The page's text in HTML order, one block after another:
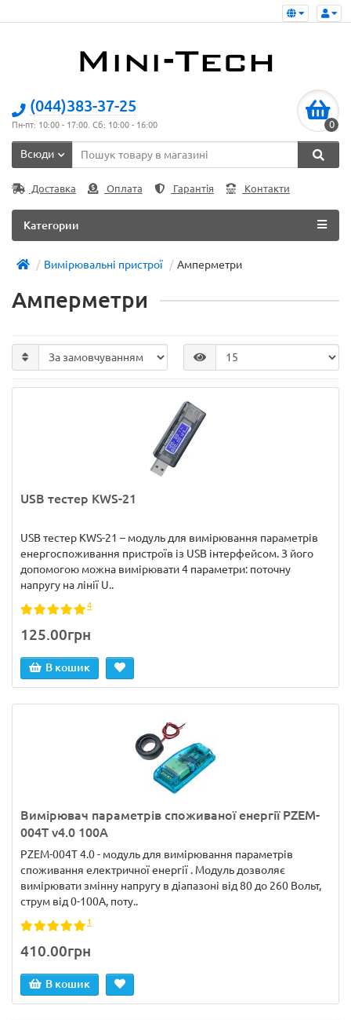
(044)383-37-25
Пн-пт: 10:00 - 17:00. Сб: 10:00 - 16:00 0
Всюди
Доставка Оплата Гарантія Контакти
Категории
Вимірювальні пристрої Амперметри
Амперметри
USB тестер KWS-21
USB тестер KWS-21 – модуль для вимірювання параметрів
енергоспоживання пристроїв із USB інтерфейсом. З його
допомогою можна вимірювати 4 параметри: поточну
напругу на лінії U..
4
125.00грн
В кошик
Вимірювач параметрів споживаної енергії PZEM-
004T v4.0 100А
PZEM-004T 4.0 - модуль для вимірювання параметрів
споживання електричної енергії . Модуль дозволяє
вимірювати змінну напругу в діапазоні від 80 до 260 Вольт,
струм від 0-100А, поту..
1
410.00грн
В кошик